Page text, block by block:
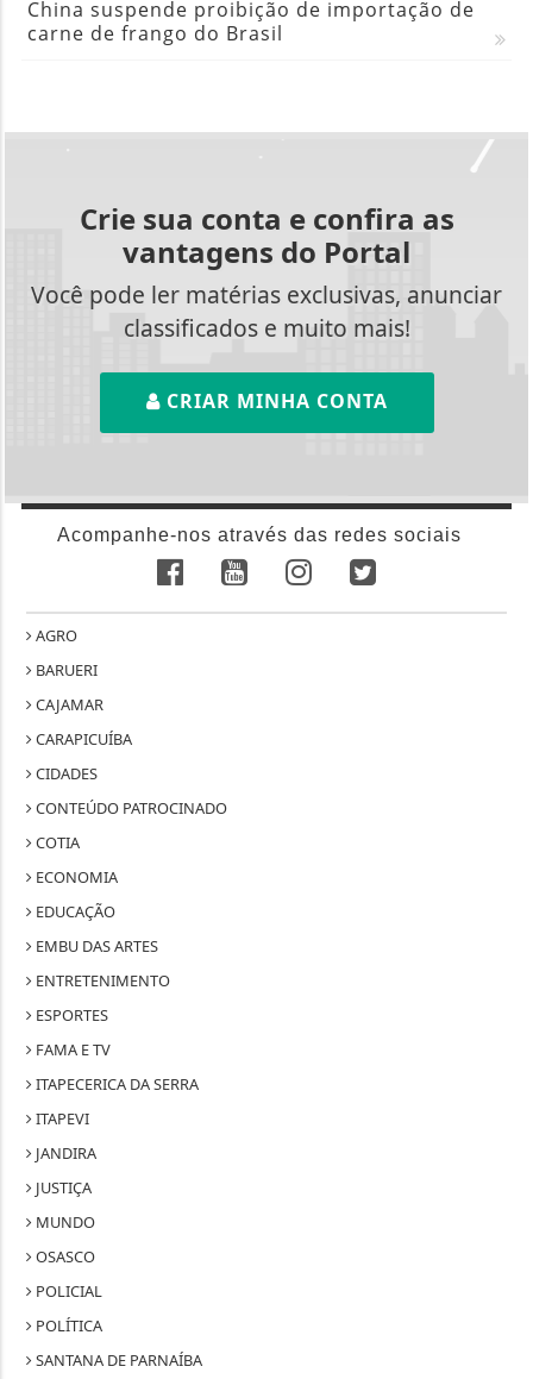
China suspende proibição de importação de
carne de frango do Brasil
Crie sua conta e confira as
vantagens do Portal
Você pode ler matérias exclusivas, anunciar
classificados e muito mais!
CRIAR MINHA CONTA
Acompanhe-nos através das redes sociais
AGRO
BARUERI
CAJAMAR
CARAPICUÍBA
CIDADES
CONTEÚDO PATROCINADO
COTIA
ECONOMIA
EDUCAÇÃO
EMBU DAS ARTES
ENTRETENIMENTO
ESPORTES
FAMA E TV
ITAPECERICA DA SERRA
ITAPEVI
JANDIRA
JUSTIÇA
MUNDO
OSASCO
POLICIAL
POLÍTICA
SANTANA DE PARNAÍBA